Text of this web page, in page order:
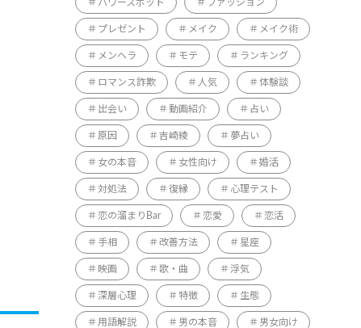
パワースポット ファッション
プレゼント メイク メイク術
メンヘラ モテ ランキング
ロマンス詐欺 人気 体験談
出会い 動画紹介 占い
原因 吉崎綾 夢占い
女の本音 女性向け 婚活
対処法 復縁 心理テスト
恋の溜まりBar 恋愛 恋活
手相 改善方法 星座
映画 歌・曲 浮気
深層心理 特徴 生態
用語解説 男の本音 男女向け